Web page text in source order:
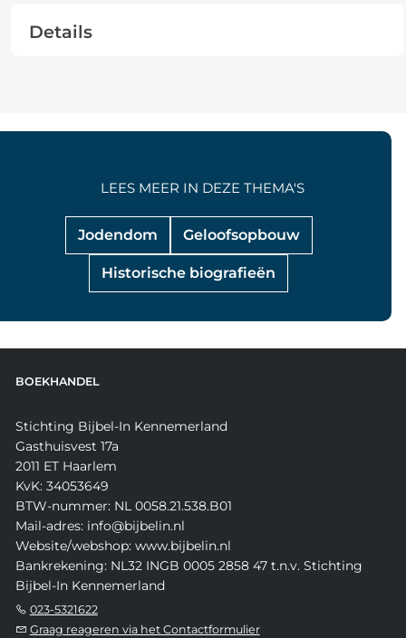
Details
Jodendom Geloofsopbouw
Historische biografieën
LEES MEER IN DEZE THEMA'S
BOEKHANDEL
Stichting Bijbel-In Kennemerland
Gasthuisvest 17a
2011 ET Haarlem
KvK: 34053649
BTW-nummer: NL 0058.21.538.B01
Mail-adres: info@bijbelin.nl
Website/webshop: www.bijbelin.nl
Bankrekening: NL32 INGB 0005 2858 47 t.n.v. Stichting
Bijbel-In Kennemerland
023-5321622
Graag reageren via het Contactformulier